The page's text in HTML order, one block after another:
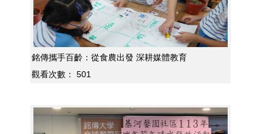
銘傳攜手百齡：從食農出發 深耕媒體教育
觀看次數：
501